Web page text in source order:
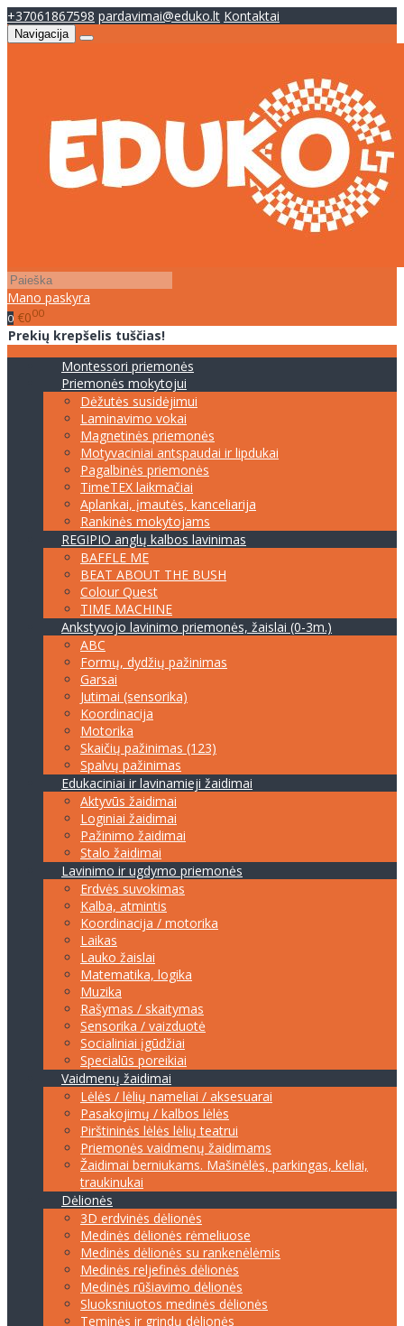
+37061867598 pardavimai@eduko.lt Kontaktai
Navigacija
Mano paskyra
0 €000
Prekių krepšelis tuščias!
Montessori priemonės
Priemonės mokytojui
Dėžutės susidėjimui
Laminavimo vokai
Magnetinės priemonės
Motyvaciniai antspaudai ir lipdukai
Pagalbinės priemonės
TimeTEX laikmačiai
Aplankai, įmautės, kanceliarija
Rankinės mokytojams
REGIPIO anglų kalbos lavinimas
BAFFLE ME
BEAT ABOUT THE BUSH
Colour Quest
TIME MACHINE
Ankstyvojo lavinimo priemonės, žaislai (0-3m.)
ABC
Formų, dydžių pažinimas
Garsai
Jutimai (sensorika)
Koordinacija
Motorika
Skaičių pažinimas (123)
Spalvų pažinimas
Edukaciniai ir lavinamieji žaidimai
Aktyvūs žaidimai
Loginiai žaidimai
Pažinimo žaidimai
Stalo žaidimai
Lavinimo ir ugdymo priemonės
Erdvės suvokimas
Kalba, atmintis
Koordinacija / motorika
Laikas
Lauko žaislai
Matematika, logika
Muzika
Rašymas / skaitymas
Sensorika / vaizduotė
Socialiniai įgūdžiai
Specialūs poreikiai
Vaidmenų žaidimai
Lėlės / lėlių nameliai / aksesuarai
Pasakojimų / kalbos lėlės
Pirštininės lėlės lėlių teatrui
Priemonės vaidmenų žaidimams
Žaidimai berniukams. Mašinėlės, parkingas, keliai,
traukinukai
Dėlionės
3D erdvinės dėlionės
Medinės dėlionės rėmeliuose
Medinės dėlionės su rankenėlėmis
Medinės reljefinės dėlionės
Medinės rūšiavimo dėlionės
Sluoksniuotos medinės dėlionės
Teminės ir grindų dėlionės